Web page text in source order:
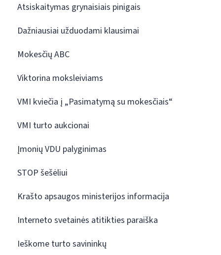
Atsiskaitymas grynaisiais pinigais
Dažniausiai užduodami klausimai
Mokesčių ABC
Viktorina moksleiviams
VMI kviečia į „Pasimatymą su mokesčiais“
VMI turto aukcionai
Įmonių VDU palyginimas
STOP šešėliui
Krašto apsaugos ministerijos informacija
Interneto svetainės atitikties paraiška
Ieškome turto savininkų